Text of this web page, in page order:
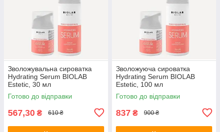
Зволожувальна сироватка
Hydrating Serum BIOLAB
Estetic, 30 мл
Готово до відправки
567,30 ₴ 610 ₴
Зволожуюча сироватка
Hydrating Serum BIOLAB
Estetic, 100 мл
Готово до відправки
837 ₴ 900 ₴